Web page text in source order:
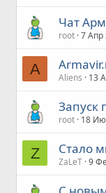
Чат
root 7 Апр
A Aliens 13
Запуск
root 18
Z Стало
ZaLeT 9